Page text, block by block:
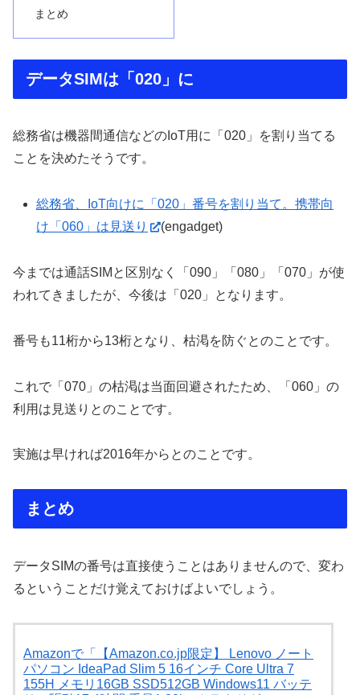
まとめ
データSIMは「020」に
総務省は機器間通信などのIoT用に「020」を割り当てる
ことを決めたそうです。
総務省、IoT向けに「020」番号を割り当て。携帯向
け「060」は見送り
(engadget)
今までは通話SIMと区別なく「090」「080」「070」が使
われてきましたが、今後は「020」となります。
番号も11桁から13桁となり、枯渇を防ぐとのことです。
これで「070」の枯渇は当面回避されたため、「060」の
利用は見送りとのことです。
実施は早ければ2016年からとのことです。
まとめ
データSIMの番号は直接使うことはありませんので、変わ
るということだけ覚えておけばよいでしょう。
Amazonで「【Amazon.co.jp限定】 Lenovo ノート
パソコン IdeaPad Slim 5 16インチ Core Ultra 7
155H メモリ16GB SSD512GB Windows11 バッテ